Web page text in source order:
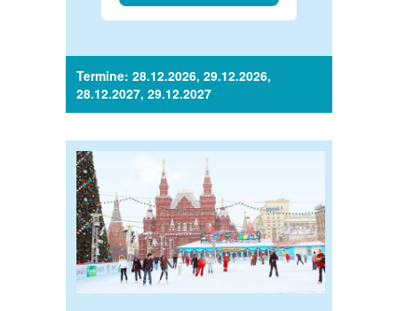
Termine: 28.12.2026, 29.12.2026,
28.12.2027, 29.12.2027